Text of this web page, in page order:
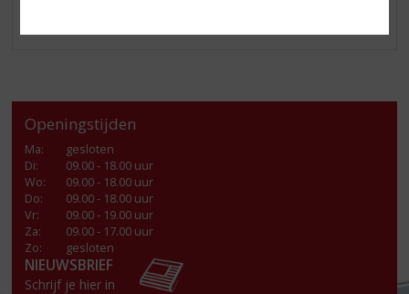
Openingstijden
Ma:
gesloten
Di:
09.00 - 18.00 uur
Wo:
09.00 - 18.00 uur
Do:
09.00 - 18.00 uur
Vr:
09.00 - 19.00 uur
Za:
09.00 - 17.00 uur
Zo:
gesloten
NIEUWSBRIEF
Schrijf je hier in